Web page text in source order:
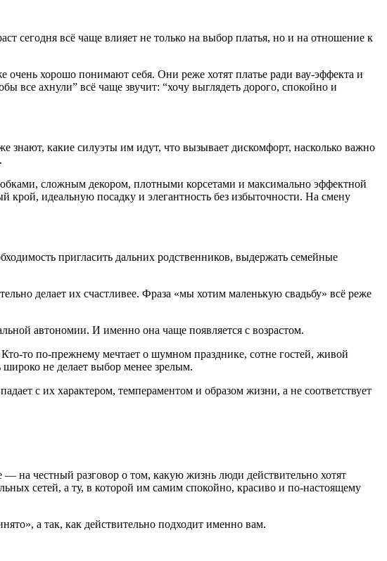
сегодня всё чаще влияет не только на выбор платья, но и на отношение к
очень хорошо понимают себя. Они реже хотят платье ради вау-эффекта и
все ахнули” всё чаще звучит: “хочу выглядеть дорого, спокойно и
знают, какие силуэты им идут, что вызывает дискомфорт, насколько важно
сложным декором, плотными корсетами и максимально эффектной
идеальную посадку и элегантность без избыточности. На смену
пригласить дальних родственников, выдержать семейные
делает их счастливее. Фраза «мы хотим маленькую свадьбу» всё реже
автономии. И именно она чаще появляется с возрастом.
то по-прежнему мечтает о шумном празднике, сотне гостей, живой
не делает выбор менее зрелым.
с их характером, темпераментом и образом жизни, а не соответствует
на честный разговор о том, какую жизнь люди действительно хотят
сетей, а ту, в которой им самим спокойно, красиво и по-настоящему
а так, как действительно подходит именно вам.